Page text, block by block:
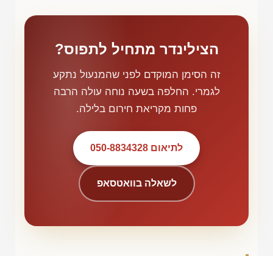
הצילינדר מתחיל לתפוס?
זה הסימן המוקדם לפני שהמנעול נתקע
לגמרי. החלפה בשעה נוחה עולה הרבה
פחות מקריאת חירום בלילה.
לתיאום 050-8834328
לשאלה בוואטסאפ